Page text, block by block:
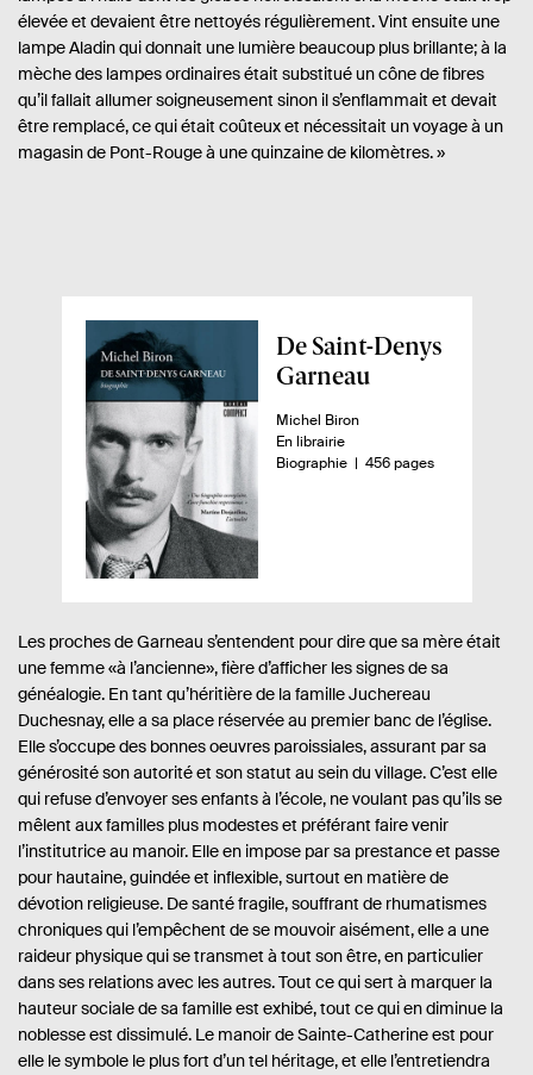
élevée et devaient être nettoyés régulièrement. Vint ensuite une
lampe Aladin qui donnait une lumière beaucoup plus brillante; à la
mèche des lampes ordinaires était substitué un cône de fibres
qu’il fallait allumer soigneusement sinon il s’enflammait et devait
être remplacé, ce qui était coûteux et nécessitait un voyage à un
magasin de Pont-Rouge à une quinzaine de kilomètres. »
A
p
r
ç
v
r
e
:
De Saint-Denys
Garneau
A
u
t
Michel Biron
D
i
i
é
En librairie
n
a
g
e
s
Biographie- 456 pages
Les proches de Garneau s’entendent pour dire que sa mère était
une femme «à l’ancienne», fière d’afficher les signes de sa
généalogie. En tant qu’héritière de la famille Juchereau
Duchesnay, elle a sa place réservée au premier banc de l’église.
Elle s’occupe des bonnes oeuvres paroissiales, assurant par sa
générosité son autorité et son statut au sein du village. C’est elle
qui refuse d’envoyer ses enfants à l’école, ne voulant pas qu’ils se
mêlent aux familles plus modestes et préférant faire venir
l’institutrice au manoir. Elle en impose par sa prestance et passe
pour hautaine, guindée et inflexible, surtout en matière de
dévotion religieuse. De santé fragile, souffrant de rhumatismes
chroniques qui l’empêchent de se mouvoir aisément, elle a une
raideur physique qui se transmet à tout son être, en particulier
dans ses relations avec les autres. Tout ce qui sert à marquer la
hauteur sociale de sa famille est exhibé, tout ce qui en diminue la
noblesse est dissimulé. Le manoir de Sainte-Catherine est pour
elle le symbole le plus fort d’un tel héritage, et elle l’entretiendra